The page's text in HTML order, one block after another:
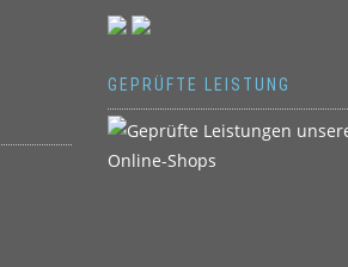
GEPRÜFTE LEISTUNG